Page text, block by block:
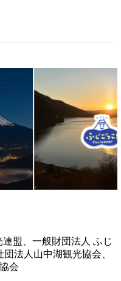
盟、一般財団法人 ふじ
法人山中湖観光協会、
会